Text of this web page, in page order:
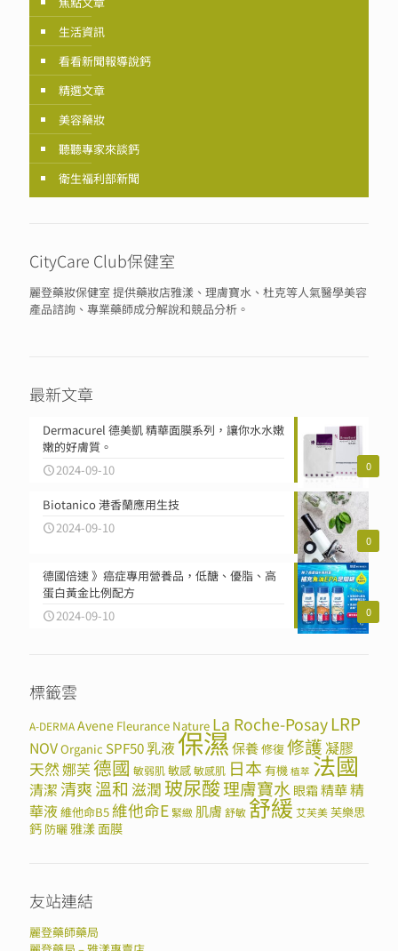
生活資訊
看看新聞報導說鈣
精選文章
美容藥妝
聽聽專家來談鈣
衛生福利部新聞
CityCare Club保健室
麗登藥妝保健室 提供藥妝店雅漾、理膚寶水、杜克等人氣醫學美容
產品諮詢、專業藥師成分解說和競品分析。
最新文章
0
Dermacurel 德美凱 精華面膜系列，讓你水水嫩
嫩的好膚質。
2024-09-10
0
Biotanico 港香蘭應用生技
2024-09-10
0
德國倍速 》癌症專用營養品，低醣、優脂、高
蛋白黃金比例配方
2024-09-10
標籤雲
A-DERMAAvene Fleurance Nature La Roche-PosayLRP
NOVOrganic SPF50乳液保濕保養修復修護凝膠
天然娜芙德國 敏弱肌敏感敏感肌 日本 有機 植萃 法國
清潔清爽溫和 滋潤 玻尿酸理膚寶水 眼霜精華精
華液維他命B5 維他命E 緊緻 肌膚 舒敏 舒緩 艾芙美芙樂思
鈣 防曬雅漾面膜
友站連結
麗登藥師藥局